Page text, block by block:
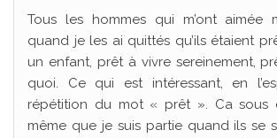
Tous les hommes qui m’ont aimée
quand je les ai quittés qu’ils étaient
un enfant, prêt à vivre sereinement,
quoi. Ce qui est intéressant, en
répétition du mot « prêt ». Ca sous
même que je suis partie quand ils se